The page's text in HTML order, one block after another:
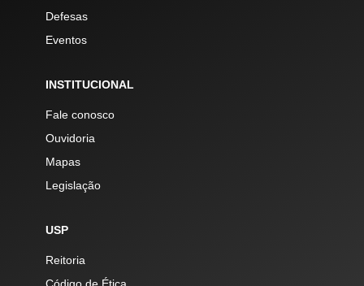
Defesas
Eventos
INSTITUCIONAL
Fale conosco
Ouvidoria
Mapas
Legislação
USP
Reitoria